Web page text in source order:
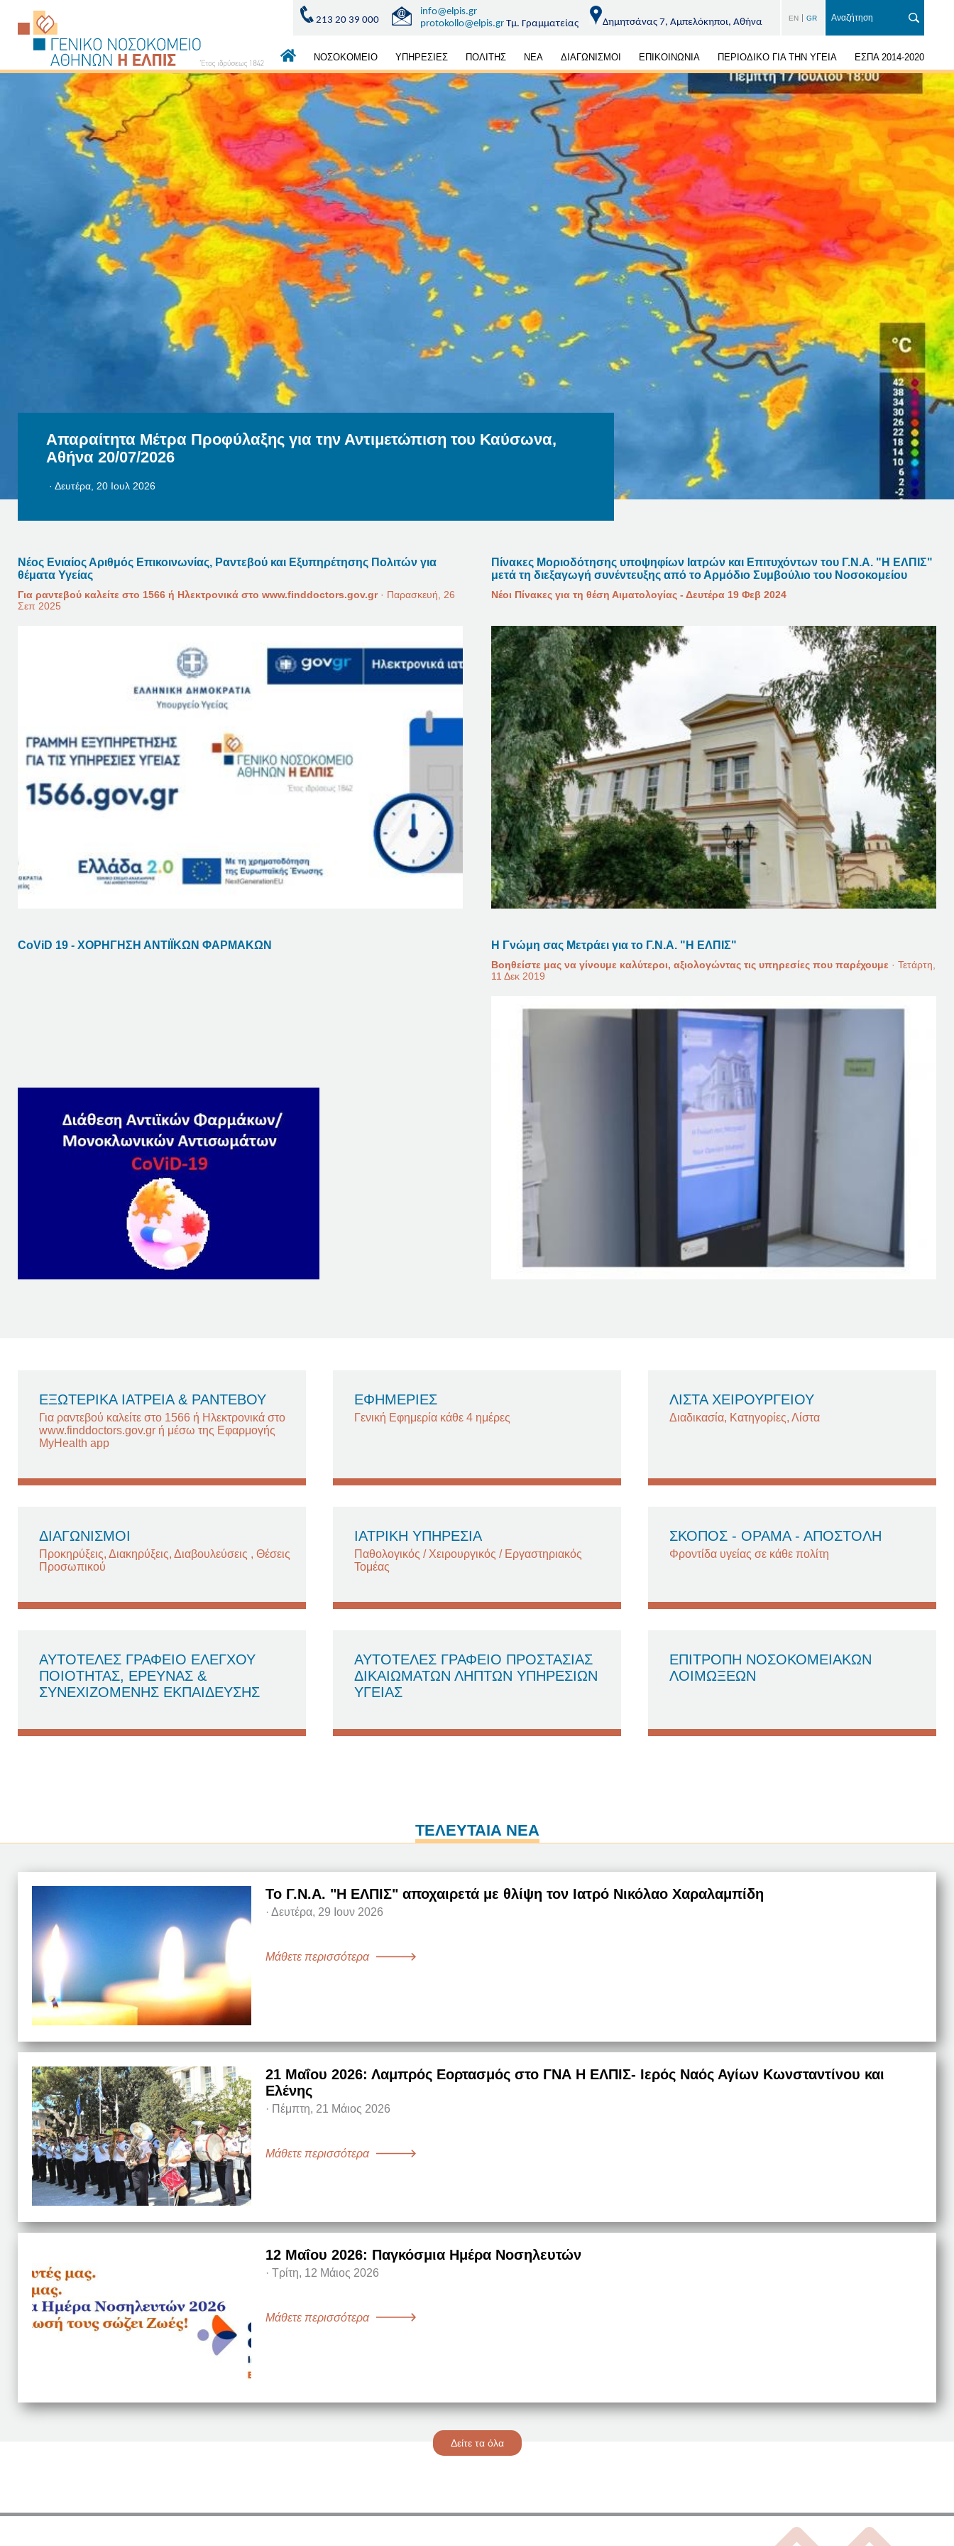
213 20 39 000
info@elpis.gr
protokollo@elpis.gr Τμ. Γραμματείας Δημητσάνας 7, Αμπελόκηποι, Αθήνα EN GR
Κεντρική
πλοήγηση
ΝΟΣΟΚΟΜΕΙΟ ΥΠΗΡΕΣΙΕΣ ΠΟΛΙΤΗΣ ΝΕΑ ΔΙΑΓΩΝΙΣΜΟΙ ΕΠΙΚΟΙΝΩΝΙΑ ΠΕΡΙΟΔΙΚΟ ΓΙΑ ΤΗΝ ΥΓΕΙΑ ΕΣΠΑ 2014-2020
Απαραίτητα Μέτρα Προφύλαξης για την Αντιμετώπιση του Καύσωνα,
Αθήνα 20/07/2026
· Δευτέρα, 20 Ιουλ 2026
Νέος Ενιαίος Αριθμός Επικοινωνίας, Ραντεβού και Εξυπηρέτησης Πολιτών για
θέματα Υγείας
Για ραντεβού καλείτε στο 1566 ή Ηλεκτρονικά στο www.finddoctors.gov.gr· Παρασκευή, 26
Σεπ 2025
Πίνακες Μοριοδότησης υποψηφίων Ιατρών και Επιτυχόντων του Γ.Ν.Α. "Η ΕΛΠΙΣ"
μετά τη διεξαγωγή συνέντευξης από το Αρμόδιο Συμβούλιο του Νοσοκομείου
Νέοι Πίνακες για τη θέση Αιματολογίας - Δευτέρα 19 Φεβ 2024
Μάθετε περισσότερα
CoViD 19 - ΧΟΡΗΓΗΣΗ ΑΝΤΙΪΚΩΝ ΦΑΡΜΑΚΩΝ Η Γνώμη σας Μετράει για το Γ.Ν.Α. "Η ΕΛΠΙΣ"
Βοηθείστε μας να γίνουμε καλύτεροι, αξιολογώντας τις υπηρεσίες που παρέχουμε · Τετάρτη,
11 Δεκ 2019
ΕΞΩΤΕΡΙΚΑ ΙΑΤΡΕΙΑ & ΡΑΝΤΕΒΟΥ
Για ραντεβού καλείτε στο 1566 ή Ηλεκτρονικά στο
www.finddoctors.gov.gr ή μέσω της Εφαρμογής
MyHealth app
ΕΦΗΜΕΡΙΕΣ
Γενική Εφημερία κάθε 4 ημέρες
ΛΙΣΤΑ ΧΕΙΡΟΥΡΓΕΙΟΥ
Διαδικασία, Κατηγορίες, Λίστα
ΔΙΑΓΩΝΙΣΜΟΙ
Προκηρύξεις, Διακηρύξεις, Διαβουλεύσεις , Θέσεις
Προσωπικού
ΙΑΤΡΙΚΗ ΥΠΗΡΕΣΙΑ
Παθολογικός / Χειρουργικός / Εργαστηριακός
Τομέας
ΣΚΟΠΟΣ - ΟΡΑΜΑ - ΑΠΟΣΤΟΛΗ
Φροντίδα υγείας σε κάθε πολίτη
ΑΥΤΟΤΕΛΕΣ ΓΡΑΦΕΙΟ ΕΛΕΓΧΟΥ
ΠΟΙΟΤΗΤΑΣ, ΕΡΕΥΝΑΣ &
ΣΥΝΕΧΙΖΟΜΕΝΗΣ ΕΚΠΑΙΔΕΥΣΗΣ
ΑΥΤΟΤΕΛΕΣ ΓΡΑΦΕΙΟ ΠΡΟΣΤΑΣΙΑΣ
ΔΙΚΑΙΩΜΑΤΩΝ ΛΗΠΤΩΝ ΥΠΗΡΕΣΙΩΝ
ΥΓΕΙΑΣ
ΕΠΙΤΡΟΠΗ ΝΟΣΟΚΟΜΕΙΑΚΩΝ
ΛΟΙΜΩΞΕΩΝ
ΤΕΛΕΥΤΑΙΑ ΝΕΑ
Το Γ.Ν.Α. "Η ΕΛΠΙΣ" αποχαιρετά με θλίψη τον Ιατρό Νικόλαο Χαραλαμπίδη
· Δευτέρα, 29 Ιουν 2026
Μάθετε περισσότερα
21 Μαΐου 2026: Λαμπρός Εορτασμός στο ΓΝΑ Η ΕΛΠΙΣ- Ιερός Ναός Αγίων Κωνσταντίνου και
Ελένης
· Πέμπτη, 21 Μάιος 2026
Μάθετε περισσότερα
12 Μαΐου 2026: Παγκόσμια Ημέρα Νοσηλευτών
· Τρίτη, 12 Μάιος 2026
Μάθετε περισσότερα
Δείτε τα όλα